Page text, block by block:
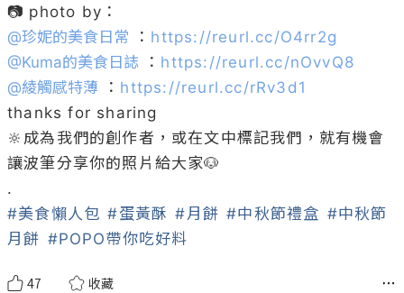
@珍妮的美食日常 ： https://reurl.cc/O4rr2g
@Kuma的美食日誌 ： https://reurl.cc/nOvvQ8
@綾觸感特薄 ： https://reurl.cc/rRv3d1
thanks for sharing
🔆成為我們的創作者，或在文中標記我們，就有機會
讓波筆分享你的照片給大家🐶
#美食懶人包 #蛋黃酥 #月餅 #中秋節禮盒 #中秋節
月餅 #POPO帶你吃好料
47 收藏